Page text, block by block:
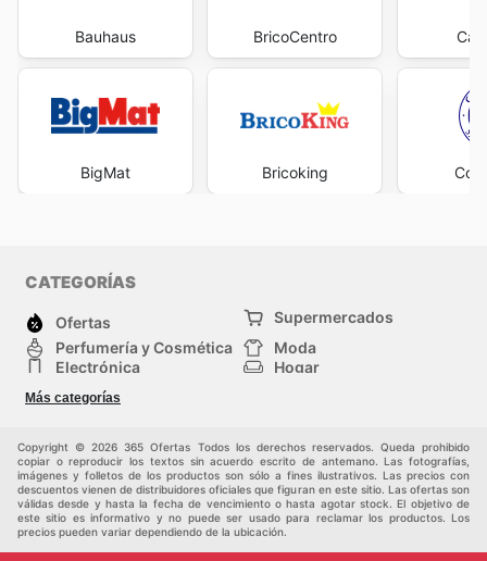
Bauhaus
BigMat
BricoCentro
Bricoking
CATEGORÍAS
Ofertas
Supermercados
Perfumería y Cosmética
Moda
Electrónica
Hogar
Deporte
Juguetes y bebés
Más categorías
Copyright © 2026 365 Ofertas Todos los derechos reservados. Queda prohibido
copiar o reproducir los textos sin acuerdo escrito de antemano. Las fotografías,
imágenes y folletos de los productos son sólo a fines ilustrativos. Las precios con
descuentos vienen de distribuidores oficiales que figuran en este sitio. Las ofertas son
válidas desde y hasta la fecha de vencimiento o hasta agotar stock. El objetivo de
este sitio es informativo y no puede ser usado para reclamar los productos. Los
precios pueden variar dependiendo de la ubicación.